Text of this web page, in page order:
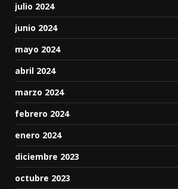
julio 2024
junio 2024
mayo 2024
abril 2024
marzo 2024
febrero 2024
enero 2024
diciembre 2023
octubre 2023